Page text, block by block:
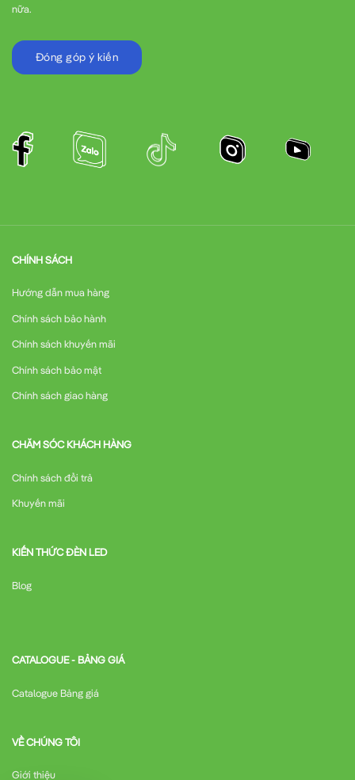
nữa.
Đóng góp ý kiến
CHÍNH SÁCH
Hướng dẫn mua hàng
Chính sách bảo hành
Chính sách khuyến mãi
Chính sách bảo mật
Chính sách giao hàng
CHĂM SÓC KHÁCH HÀNG
Chính sách đổi trả
Khuyến mãi
KIẾN THỨC ĐÈN LED
Blog
CATALOGUE - BẢNG GIÁ
Catalogue Bảng giá
VỀ CHÚNG TÔI
Giới thiệu